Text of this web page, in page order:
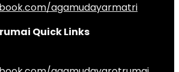
agamudayarmatri
Quick Links